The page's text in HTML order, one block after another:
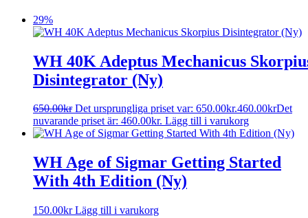
29%
WH 40K Adeptus Mechanicus
Disintegrator (Ny)
650.00kr Det ursprungliga priset var: 650.00kr.460.00krDet
nuvarande priset är: 460.00kr. Lägg till i varukorg
WH Age of Sigmar Getting Started
With 4th Edition (Ny)
150.00kr Lägg till i varukorg